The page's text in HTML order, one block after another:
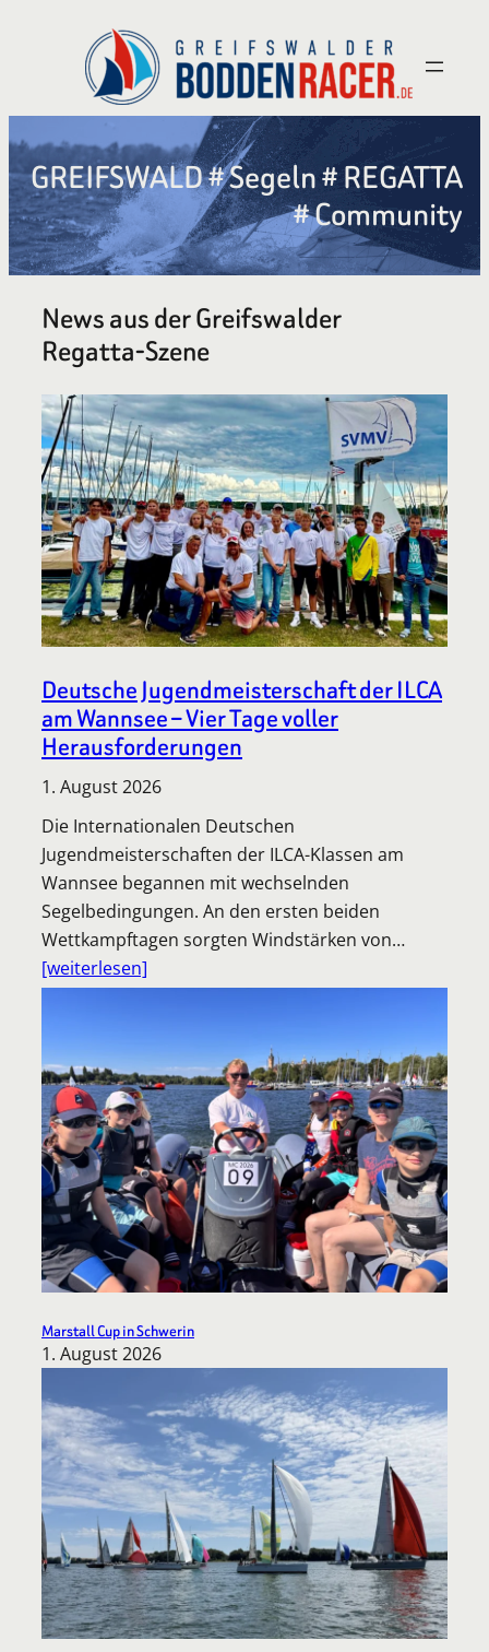
GREIFSWALD # Segeln # REGATTA
# Community
News aus der Greifswalder
Regatta-Szene
Deutsche Jugendmeisterschaft der ILCA
am Wannsee – Vier Tage voller
Herausforderungen
1. August 2026
Die Internationalen Deutschen
Jugendmeisterschaften der ILCA-Klassen am
Wannsee begannen mit wechselnden
Segelbedingungen. An den ersten beiden
Wettkampftagen sorgten Windstärken von…
[weiterlesen]
Marstall Cup in Schwerin
1. August 2026